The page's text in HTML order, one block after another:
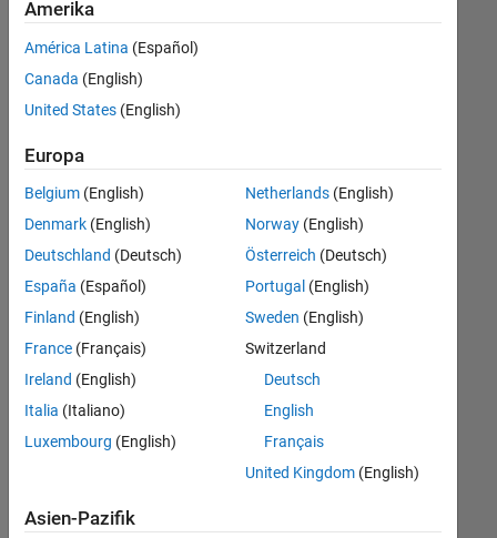
Business Model Team
Finance and Operations
Human Resources
Legal
Derzeit
es
keine
offenen
Stellen,
Ihren
Suchkriterien
entsprechen.
können
die
Suchkriterien
weiter
fassen
oder
alle
Stellenangebote
anzeigen .
noch
Amerika
América Latina (Español)
Canada (English)
United States (English)
Europa
Belgium (English)
Denmark (English)
Deutschland (Deutsch)
España (Español)
Finland (English)
France (Français)
Ireland (English)
Italia (Italiano)
Luxembourg (English)
Netherlands(English)
Norway(English)
Österreich (Deutsch)
Portugal (English)
Sweden (English)
Switzerland
Deutsch
English
Français
United Kingdom(English)
Asien-Pazifik